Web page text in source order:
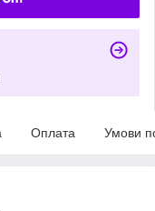
Оплата Умови